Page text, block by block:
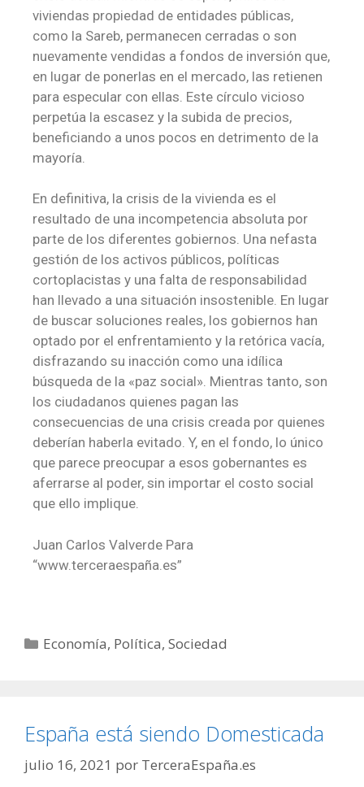
viviendas propiedad de entidades públicas,
como la Sareb, permanecen cerradas o son
nuevamente vendidas a fondos de inversión que,
en lugar de ponerlas en el mercado, las retienen
para especular con ellas. Este círculo vicioso
perpetúa la escasez y la subida de precios,
beneficiando a unos pocos en detrimento de la
mayoría.
En definitiva, la crisis de la vivienda es el
resultado de una incompetencia absoluta por
parte de los diferentes gobiernos. Una nefasta
gestión de los activos públicos, políticas
cortoplacistas y una falta de responsabilidad
han llevado a una situación insostenible. En lugar
de buscar soluciones reales, los gobiernos han
optado por el enfrentamiento y la retórica vacía,
disfrazando su inacción como una idílica
búsqueda de la «paz social». Mientras tanto, son
los ciudadanos quienes pagan las
consecuencias de una crisis creada por quienes
deberían haberla evitado. Y, en el fondo, lo único
que parece preocupar a esos gobernantes es
aferrarse al poder, sin importar el costo social
que ello implique.
Juan Carlos Valverde Para
“www.terceraespaña.es”
Economía, Política,Sociedad
España está siendo Domesticada
julio 16, 2021 por TerceraEspaña.es